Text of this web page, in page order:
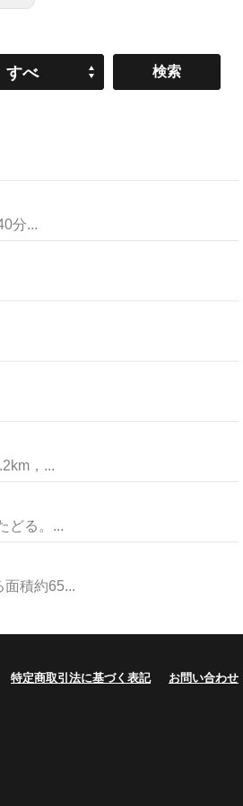
すべ
分...
，...
どる。...
積約65...
特定商取引法に基づく表記 お問い合わせ